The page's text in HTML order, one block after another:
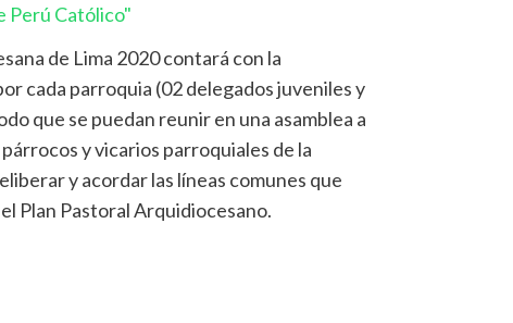
Perú Católico"
de Lima 2020 contará con la
cada parroquia (02 delegados juveniles y
que se puedan reunir en una asamblea a
y vicarios parroquiales de la
y acordar las líneas comunes que
Plan Pastoral Arquidiocesano.